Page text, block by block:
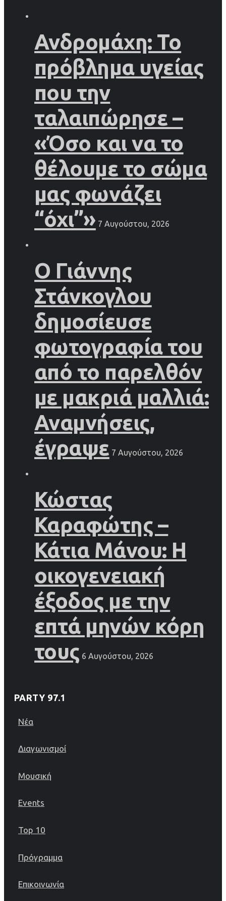
Ανδρομάχη: Το
πρόβλημα υγείας
που την
ταλαιπώρησε –
«Όσο και να το
θέλουμε το σώμα
μας φωνάζει
“όχι”» 7 Αυγούστου, 2026
Ο Γιάννης
Στάνκογλου
δημοσίευσε
φωτογραφία του
από το παρελθόν
με μακριά μαλλιά:
Αναμνήσεις,
έγραψε 7 Αυγούστου, 2026
Κώστας
Καραφώτης –
Κάτια Μάνου: Η
οικογενειακή
έξοδος με την
επτά μηνών κόρη
τους 6 Αυγούστου, 2026
PARTY 97.1
Νέα
Διαγωνισμοί
Μουσική
Events
Top 10
Πρόγραμμα
Επικοινωνία